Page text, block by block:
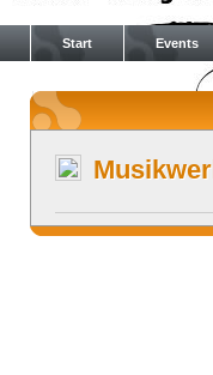
Start Events